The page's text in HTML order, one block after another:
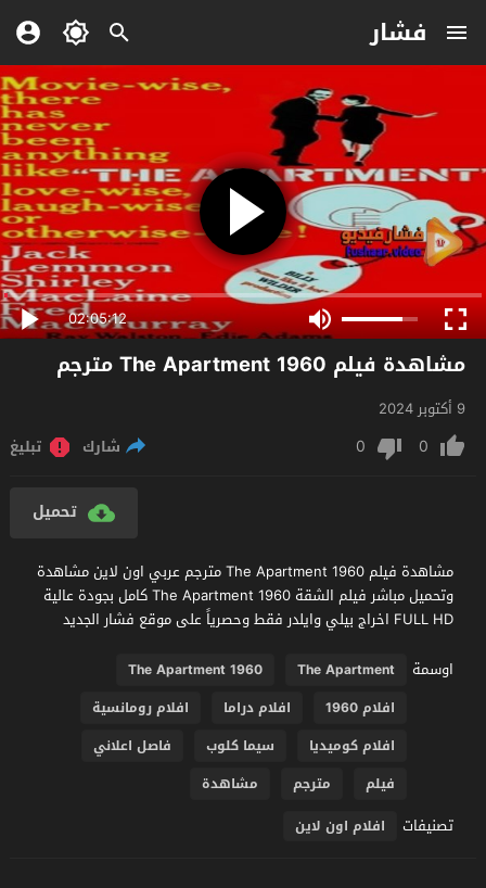
فشار
02:05:12
مشاهدة فيلم The Apartment 1960 مترجم
9 أكتوبر 2024
0
0 شارك تبليغ
تحميل
مشاهدة فيلم The Apartment 1960 مترجم عربي اون لاين مشاهدة
وتحميل مباشر فيلم الشقة The Apartment 1960 كامل بجودة عالية
FULL HD اخراج بيلي وايلدر فقط وحصرياً على موقع فشار الجديد
اوسمة
The Apartment
The Apartment 1960
افلام 1960
افلام دراما
افلام رومانسية
افلام كوميديا
سيما كلوب
فاصل اعلاني
فيلم
مترجم مشاهدة
تصنيفات افلام اون لاين